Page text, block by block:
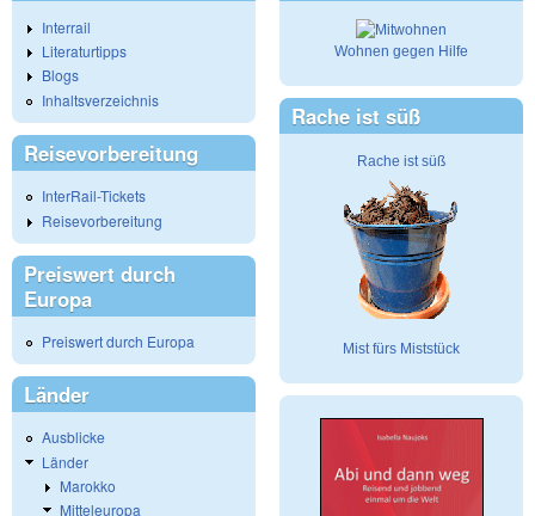
Interrail
Literaturtipps
Blogs
Inhaltsverzeichnis
Reisevorbereitung
InterRail-Tickets
Reisevorbereitung
Preiswert durch
Europa
Preiswert durch Europa
Länder
Ausblicke
Länder
Marokko
Mitteleuropa
Wohnen gegen Hilfe
Rache ist süß
Rache ist süß
Mist fürs Miststück